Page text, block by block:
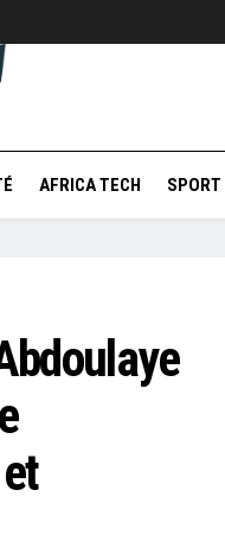
AFRICA TECH SPORT